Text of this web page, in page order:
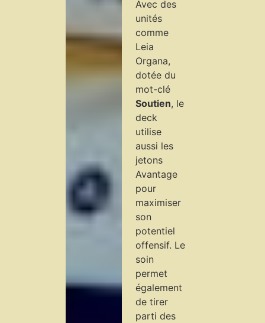
Avec des
unités
comme
Leia
Organa,
dotée du
mot-clé
Soutien, le
deck
utilise
aussi les
jetons
Avantage
pour
maximiser
son
potentiel
offensif. Le
soin
permet
également
de tirer
parti des